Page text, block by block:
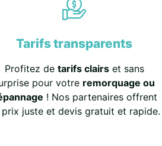
Tarifs transparents
Profitez de tarifs clairset sans
pour votre remorquage ou
! Nos partenaires offrent
prix juste et devis gratuit et rapide.